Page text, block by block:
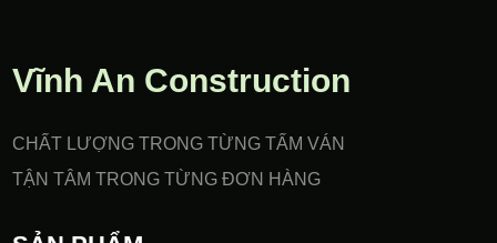
Vĩnh An Construction
CHẤT LƯỢNG TRONG TỪNG TẤM VÁN
TẬN TÂM TRONG TỪNG ĐƠN HÀNG